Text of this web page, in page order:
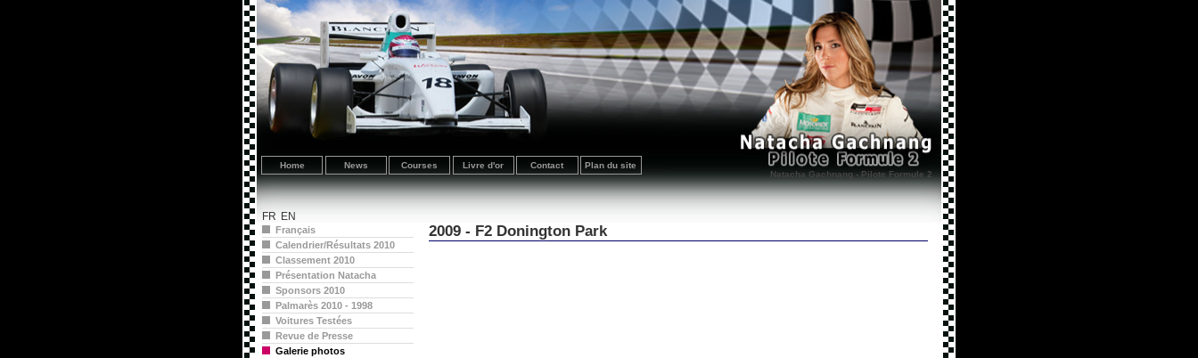
Natacha Gachnang - Pilote Formule 2
Home News Courses Livre d'or Contact Plan du site
FR EN
Français
Calendrier/Résultats 2010
Classement 2010
Présentation Natacha
Sponsors 2010
Palmarès 2010 - 1998
Voitures Testées
Revue de Presse
Galerie photos
2009 - F2 Donington Park